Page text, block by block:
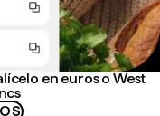
en euros o West